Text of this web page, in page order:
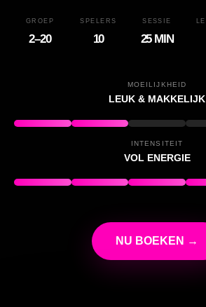
GROEP
2–20
SPELERS
10
SESSIE
25 MIN
MOEILIJKHEID
LEUK & MAKKELIJK
INTENSITEIT
VOL ENERGIE
NU BOEKEN →